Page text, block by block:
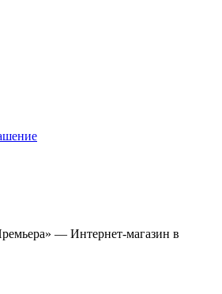
— Интернет-магазин в